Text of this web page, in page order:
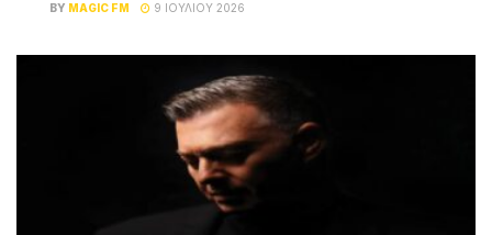
BY MAGIC FM 9 ΙΟΥΛΊΟΥ 2026